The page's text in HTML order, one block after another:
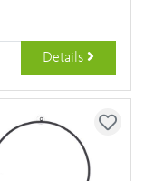
Details